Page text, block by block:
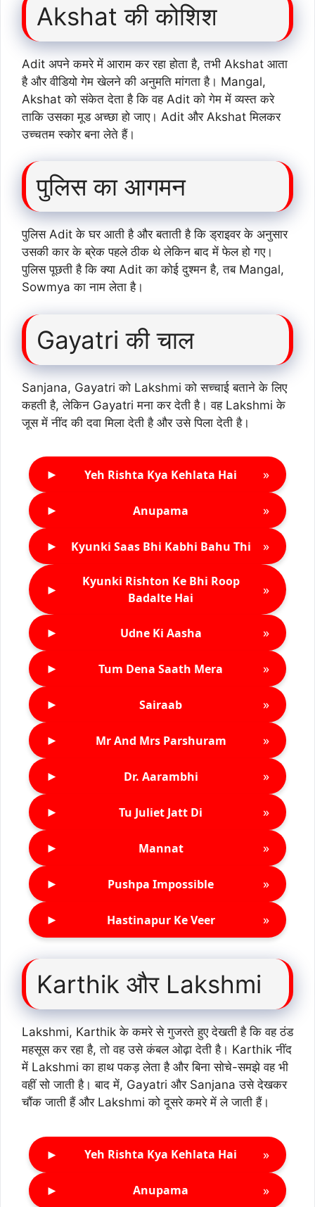
Akshat की कोशिश
Adit अपने कमरे में आराम कर रहा होता है, तभी Akshat आता
है और वीडियो गेम खेलने की अनुमति मांगता है। Mangal,
Akshat को संकेत देता है कि वह Adit को गेम में व्यस्त करे
ताकि उसका मूड अच्छा हो जाए। Adit और Akshat मिलकर
उच्चतम स्कोर बना लेते हैं।
पुलिस का आगमन
पुलिस Adit के घर आती है और बताती है कि ड्राइवर के अनुसार
उसकी कार के ब्रेक पहले ठीक थे लेकिन बाद में फेल हो गए।
पुलिस पूछती है कि क्या Adit का कोई दुश्मन है, तब Mangal,
Sowmya का नाम लेता है।
Gayatri की चाल
Sanjana, Gayatri को Lakshmi को सच्चाई बताने के लिए
कहती है, लेकिन Gayatri मना कर देती है। वह Lakshmi के
जूस में नींद की दवा मिला देती है और उसे पिला देती है।
► Yeh Rishta Kya Kehlata Hai »
► Anupama »
► Kyunki Saas Bhi Kabhi Bahu Thi »
►
Kyunki Rishton Ke Bhi Roop
Badalte Hai
»
► Udne Ki Aasha »
► Tum Dena Saath Mera »
► Sairaab »
► Mr And Mrs Parshuram »
► Dr. Aarambhi »
► Tu Juliet Jatt Di »
► Mannat »
► Pushpa Impossible »
► Hastinapur Ke Veer »
Karthik और Lakshmi
Lakshmi, Karthik के कमरे से गुजरते हुए देखती है कि वह ठंड
महसूस कर रहा है, तो वह उसे कंबल ओढ़ा देती है। Karthik नींद
में Lakshmi का हाथ पकड़ लेता है और बिना सोचे-समझे वह भी
वहीं सो जाती है। बाद में, Gayatri और Sanjana उसे देखकर
चौंक जाती हैं और Lakshmi को दूसरे कमरे में ले जाती हैं।
► Yeh Rishta Kya Kehlata Hai »
► Anupama »